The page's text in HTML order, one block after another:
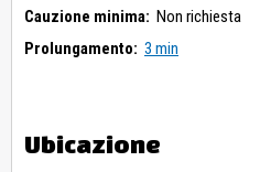
Cauzione minima: Non richiesta
Prolungamento: 3 min
Ubicazione